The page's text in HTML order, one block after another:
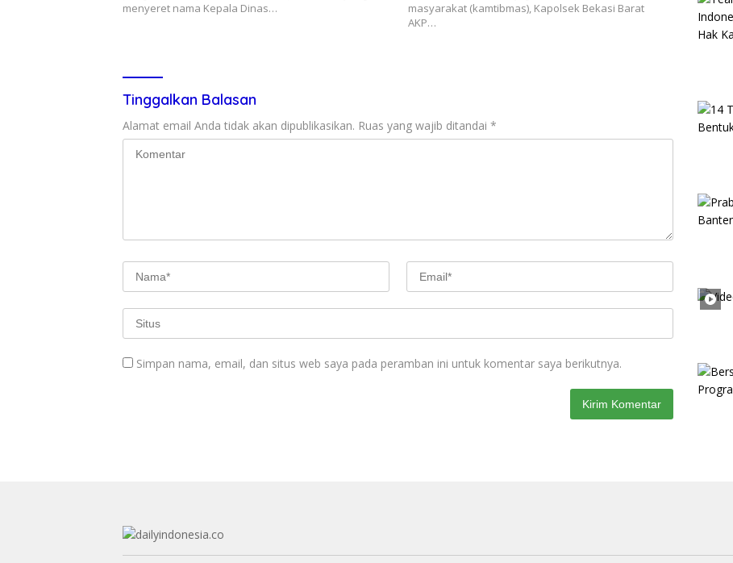
menyeret nama Kepala Dinas…
masyarakat (kamtibmas), Kapolsek Bekasi Barat
AKP…
Tinggalkan Balasan
Alamat email Anda tidak akan dipublikasikan. Ruas yang wajib ditandai *
Simpan nama, email, dan situs web saya pada peramban ini untuk komentar saya berikutnya.